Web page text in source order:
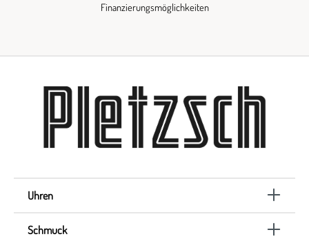
Finanzierungsmöglichkeiten
Uhren
Schmuck